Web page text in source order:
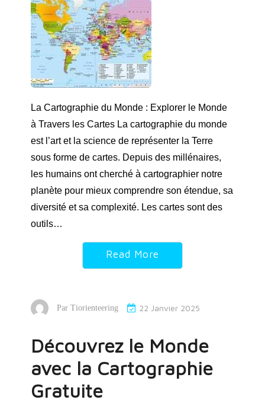
La Cartographie du Monde : Explorer le Monde
à Travers les Cartes La cartographie du monde
est l’art et la science de représenter la Terre
sous forme de cartes. Depuis des millénaires,
les humains ont cherché à cartographier notre
planète pour mieux comprendre son étendue, sa
diversité et sa complexité. Les cartes sont des
outils…
Read More
Par Tiorienteering 22 Janvier 2025
Découvrez le Monde
avec la Cartographie
Gratuite